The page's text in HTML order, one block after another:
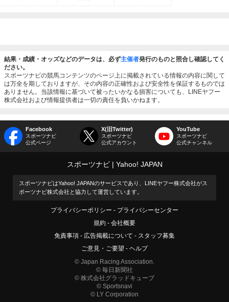
結果・成績・オッズなどのデータは、必ず主催者発行のものと照合し確認してく
ださい。
スポーツナビの競馬コンテンツのページ上に掲載されている情報の内容に関して
は万全を期しておりますが、その内容の正確性および安全性を保証するものでは
ありません。当該情報に基づいて被ったいかなる損害についても、LINEヤフー
株式会社および情報提供者は一切の責任を負いかねます。
Facebook
スポーツナビ
公式ページ
X(旧Twitter)
スポーツナビ
公式アカウント
YouTube
スポーツナビ
公式チャンネル
スポーツナビ Yahoo! JAPAN
スポーツナビはYahoo! JAPANのサービスであり、LINEヤフー株式会社がス
ポーツナビ株式会社と協力して運営しています。
プライバシーポリシー
プライバシーセンター
規約
会社概要
免責事項
広告掲載について
スタッフ募集
ご意見・ご要望
ヘルプ
© Japan Racing Association.
© 毎日新聞社
© 株式会社グラッドキューブ
© Sportsnavi
© LY Corporation